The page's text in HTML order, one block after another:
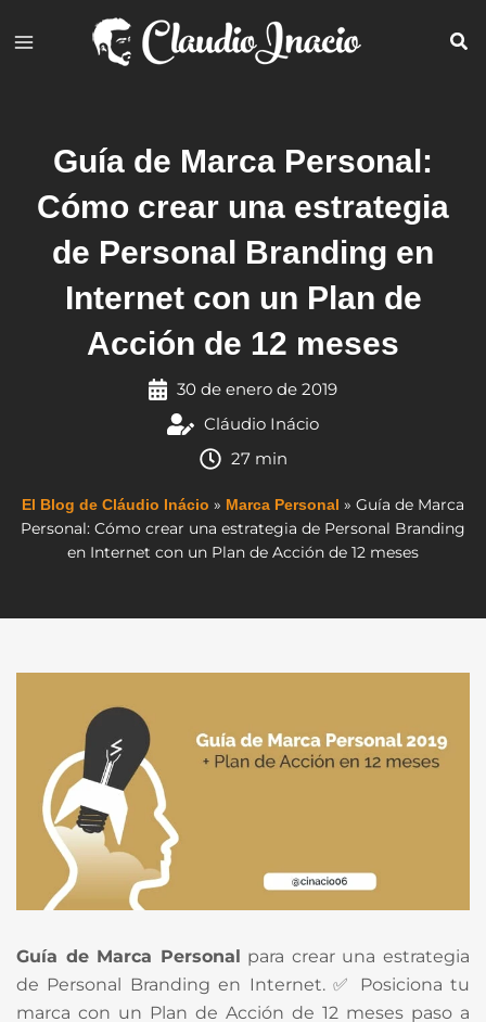
Guía de Marca Personal:
Cómo crear una estrategia
de Personal Branding en
Internet con un Plan de
Acción de 12 meses
30 de enero de 2019
Cláudio Inácio
27 min
El Blog de Cláudio Inácio » Marca Personal » Guía de Marca
Personal: Cómo crear una estrategia de Personal Branding
en Internet con un Plan de Acción de 12 meses
Guía de Marca Personal
para crear una estrategia
de Personal Branding en Internet. ✅ Posiciona tu
marca con un Plan de Acción de 12 meses paso a